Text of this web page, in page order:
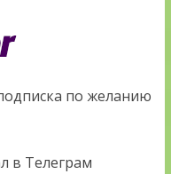
по желанию
в Телеграм